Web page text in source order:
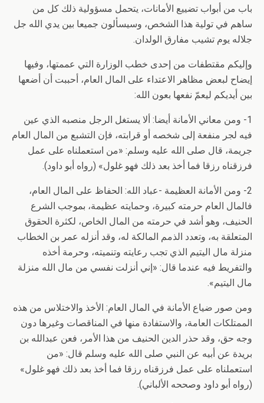
باب من أبواب تضييع الأمانات، يتحمل مسؤولية ذلك كل من
ساهم في تولية هذا الشخص، وسيسألون جميعا بين يدي الله جل
جلاله يوم تشيب مفارق الولدان.
وإليكم مقتطفات من إحدى خطب الوزارة التي عممتها، وفيها
إيضاح لبعض مظاهر الاعتداء على المال العام، أحببت أن أضعها
بين أيديكم ليعمّ نفعها بعون الله:
1- ومن معاني الأمانة أيضا: ألا يستغل الرجل منصبه الذي عين
فيه لجر منفعة إلى شخصه أو قرابته، فإن التشبع من المال العام
جريمة، قال صلى الله عليه وسلم: «من استعملناه على عمل
فرزقناه رزقا فما أخذ بعد ذلك فهو غلول» (رواه أبو داود).
2- ومن الأمانة العظيمة -عباد الله: الحفاظ على المال العام،
فالمال العام حرمته كبيرة، وحمايته عظيمة، بموجب الشرع
الحنيف، وهو أشد في حرمته من المال الخاص، لكثرة الحقوق
المتعلقة به، وتعدد الذمم المالكة له، وقد أنزله عمر بن الخطاب
منزلة مال اليتيم الذي تجب رعايته وتنميته، وحرمة أخذه
والتفريط فيه عندما قال: «إني أنزلت نفسي من مال الله منزلة
مال اليتيم».
ومن صور ضياع الأمانة في المال العام: الأخذ والاختلاس من هذه
الممتلكات العامة، والاستفادة منها في المناقصات وغيرها دون
وجه حق، وقد حذر الدين الحنيف من هذا الأمر، فعن عبدالله بن
بريدة عن أبيه عن النبي صلى الله عليه وسلم قال: «من
استعملناه على عمل فرزقناه رزقا فما أخذ بعد ذلك فهو غلول»
(رواه أبو داود وصححه الألباني).